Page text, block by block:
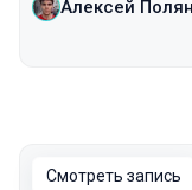
Алексей
Смотреть запись